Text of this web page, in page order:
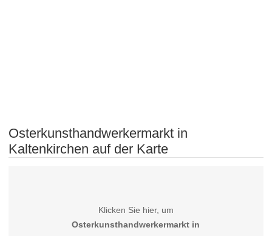
Osterkunsthandwerkermarkt in
Kaltenkirchen auf der Karte
Klicken Sie hier, um
Osterkunsthandwerkermarkt in